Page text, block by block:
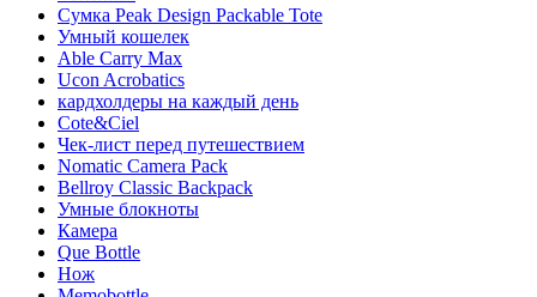
Сумка Peak Design Packable Tote
Умный кошелек
Able Carry Max
Ucon Acrobatics
кардхолдеры на каждый день
Cote&Ciel
Чек-лист перед путешествием
Nomatic Camera Pack
Bellroy Classic Backpack
Умные блокноты
Камера
Que Bottle
Нож